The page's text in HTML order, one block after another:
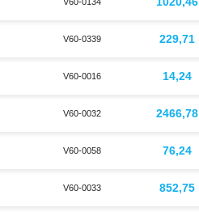
V60-0339 229,71
V60-0016 14,24
V60-0032 2466,78
V60-0058 76,24
V60-0033 852,75